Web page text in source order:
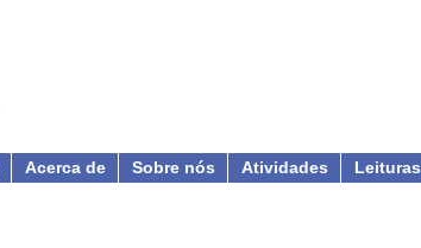
Acerca de Sobre nós Atividades Leituras